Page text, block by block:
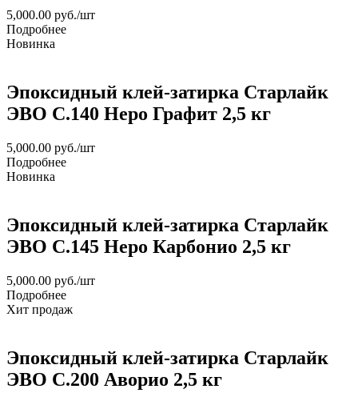
5,000.00 руб./шт
Подробнее
Новинка
Эпоксидный клей-затирка Старлайк
ЭВО С.140 Неро Графит 2,5 кг
5,000.00 руб./шт
Подробнее
Новинка
Эпоксидный клей-затирка Старлайк
ЭВО С.145 Неро Карбонио 2,5 кг
5,000.00 руб./шт
Подробнее
Хит продаж
Эпоксидный клей-затирка Старлайк
ЭВО С.200 Аворио 2,5 кг